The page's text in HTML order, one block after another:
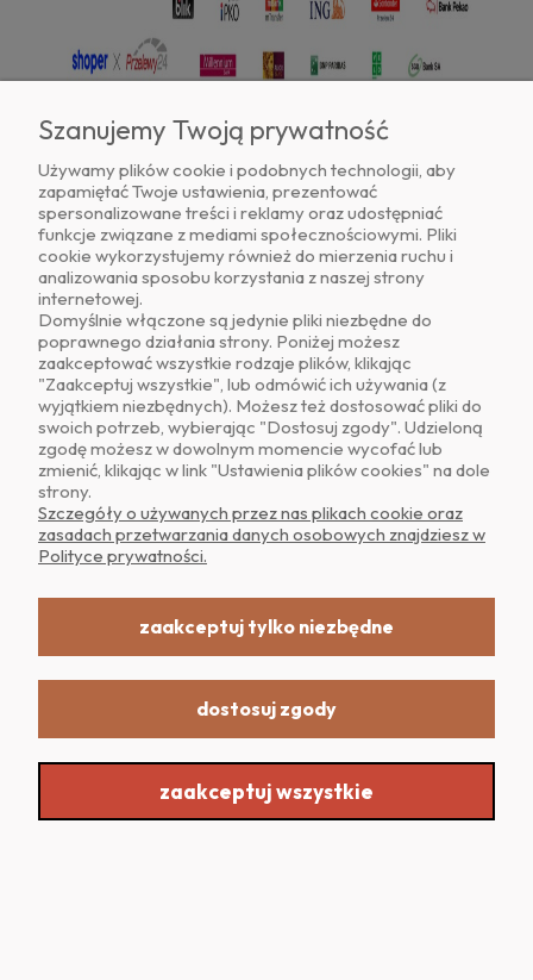
Znajdź nas na
O NAS
OBSŁUGA KLIENTA
POMOC
MOJE KONTO
Realizacja: Dpl Agency -Szablony Shoper
Sklep internetowy Shoper.pl
Szanujemy Twoją prywatność
Używamy plików cookie i podobnych technologii, aby
zapamiętać Twoje ustawienia, prezentować
spersonalizowane treści i reklamy oraz udostępniać
funkcje związane z mediami społecznościowymi. Pliki
cookie wykorzystujemy również do mierzenia ruchu i
analizowania sposobu korzystania z naszej strony
internetowej.
Domyślnie włączone są jedynie pliki niezbędne do
poprawnego działania strony. Poniżej możesz
zaakceptować wszystkie rodzaje plików, klikając
"Zaakceptuj wszystkie", lub odmówić ich używania (z
wyjątkiem niezbędnych). Możesz też dostosować pliki do
swoich potrzeb, wybierając "Dostosuj zgody". Udzieloną
zgodę możesz w dowolnym momencie wycofać lub
zmienić, klikając w link "Ustawienia plików cookies" na dole
strony.
Szczegóły o używanych przez nas plikach cookie oraz
zasadach przetwarzania danych osobowych znajdziesz w
Polityce prywatności.
zaakceptuj tylko niezbędne
dostosuj zgody
zaakceptuj wszystkie